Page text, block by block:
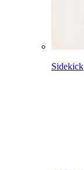
Sidekick